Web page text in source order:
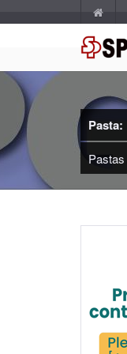
Pasta:
Pastas